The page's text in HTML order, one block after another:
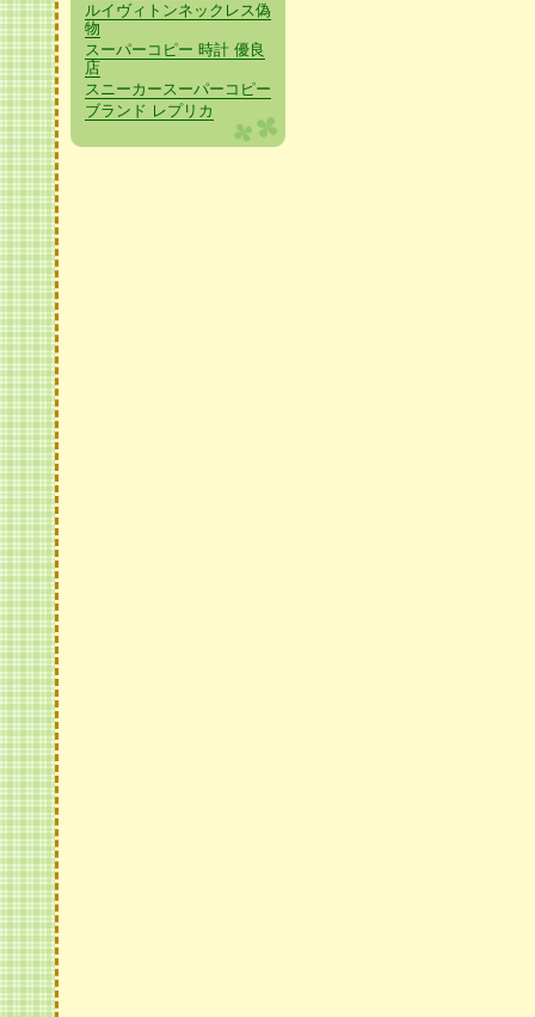
ルイヴィトンネックレス偽
物
スーパーコピー 時計 優良
店
スニーカースーパーコピー
ブランド レプリカ